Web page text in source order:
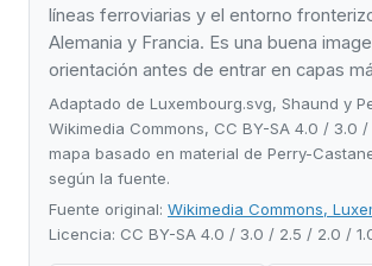
líneas ferroviarias y el entorno
Alemania y Francia. Es una buena
orientación antes de entrar en capas
Adaptado de Luxembourg.svg, Shaund y
Wikimedia Commons, CC BY-SA 4.0 / 3.0
mapa basado en material de Perry-
según la fuente.
Fuente original: Wikimedia Commons,
Licencia: CC BY-SA 4.0 / 3.0 / 2.5 / 2.0 /